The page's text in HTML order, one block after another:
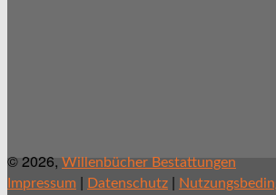
© 2026, Willenbücher Bestattungen
Impressum | Datenschutz |